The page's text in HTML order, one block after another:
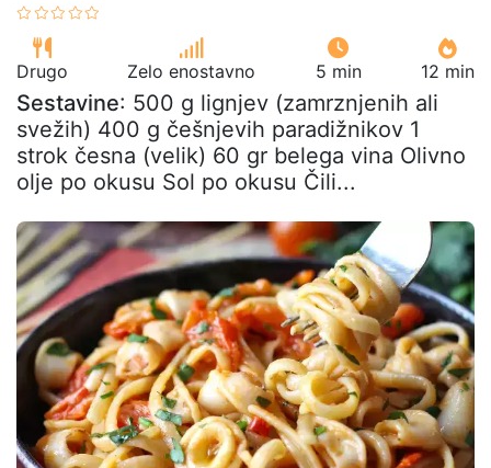
Drugo Zelo enostavno 5 min 12 min
Sestavine: 500 g lignjev (zamrznjenih ali
svežih) 400 g češnjevih paradižnikov 1
strok česna (velik) 60 gr belega vina Olivno
olje po okusu Sol po okusu Čili...